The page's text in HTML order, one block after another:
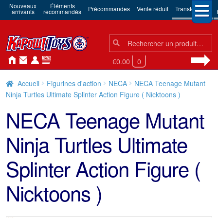
Nouveaux
arrivants
Éléments
recommandés Précommandes Vente réduit Transformers
Chercher:
Chercher
€0.00 0
Accueil Figurines d'action NECA
NECA Teenage Mutant
Ninja Turtles Ultimate Splinter Action Figure ( Nicktoons )
NECA Teenage Mutant
Ninja Turtles Ultimate
Splinter Action Figure (
Nicktoons )